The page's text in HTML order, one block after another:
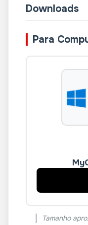
Downloads
Para
Tamanho